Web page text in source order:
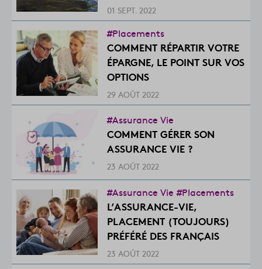
01 SEPT. 2022
#Placements
COMMENT RÉPARTIR VOTRE
ÉPARGNE, LE POINT SUR VOS
OPTIONS
29 AOÛT 2022
#Assurance Vie
COMMENT GÉRER SON
ASSURANCE VIE ?
23 AOÛT 2022
#Assurance Vie #Placements
L’ASSURANCE-VIE,
PLACEMENT (TOUJOURS)
PRÉFÉRÉ DES FRANÇAIS
23 AOÛT 2022